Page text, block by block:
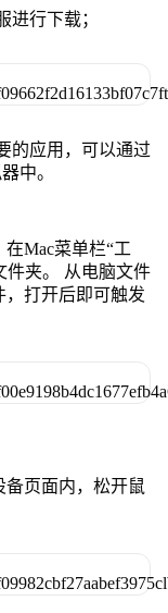
进行下载；
的应用，可以通过
中。
在Mac菜单栏“工
件夹。 从电脑文件
，打开后即可触发
备页面内，松开鼠